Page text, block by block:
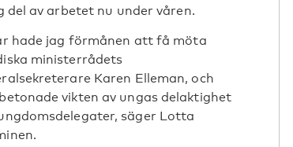
del av arbetet nu under våren.
hade jag förmånen att få möta
ministerrådets
Karen Elleman, och
vikten av ungas delaktighet
säger Lotta